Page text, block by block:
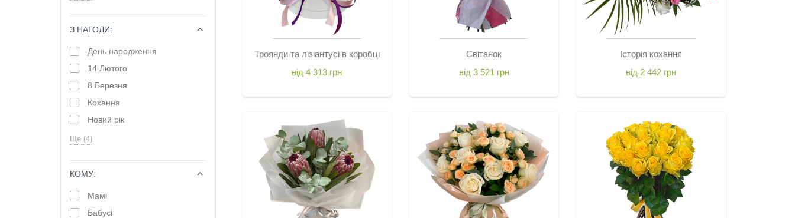
З НАГОДИ:
День народження
14 Лютого
8 Березня
Кохання
Новий рік
Ще (4)
КОМУ:
Мамі
Бабусі
Троянди та лізіантусі в коробці
від 4 313 грн
Світанок
від 3 521 грн
Історія кохання
від 2 442 грн